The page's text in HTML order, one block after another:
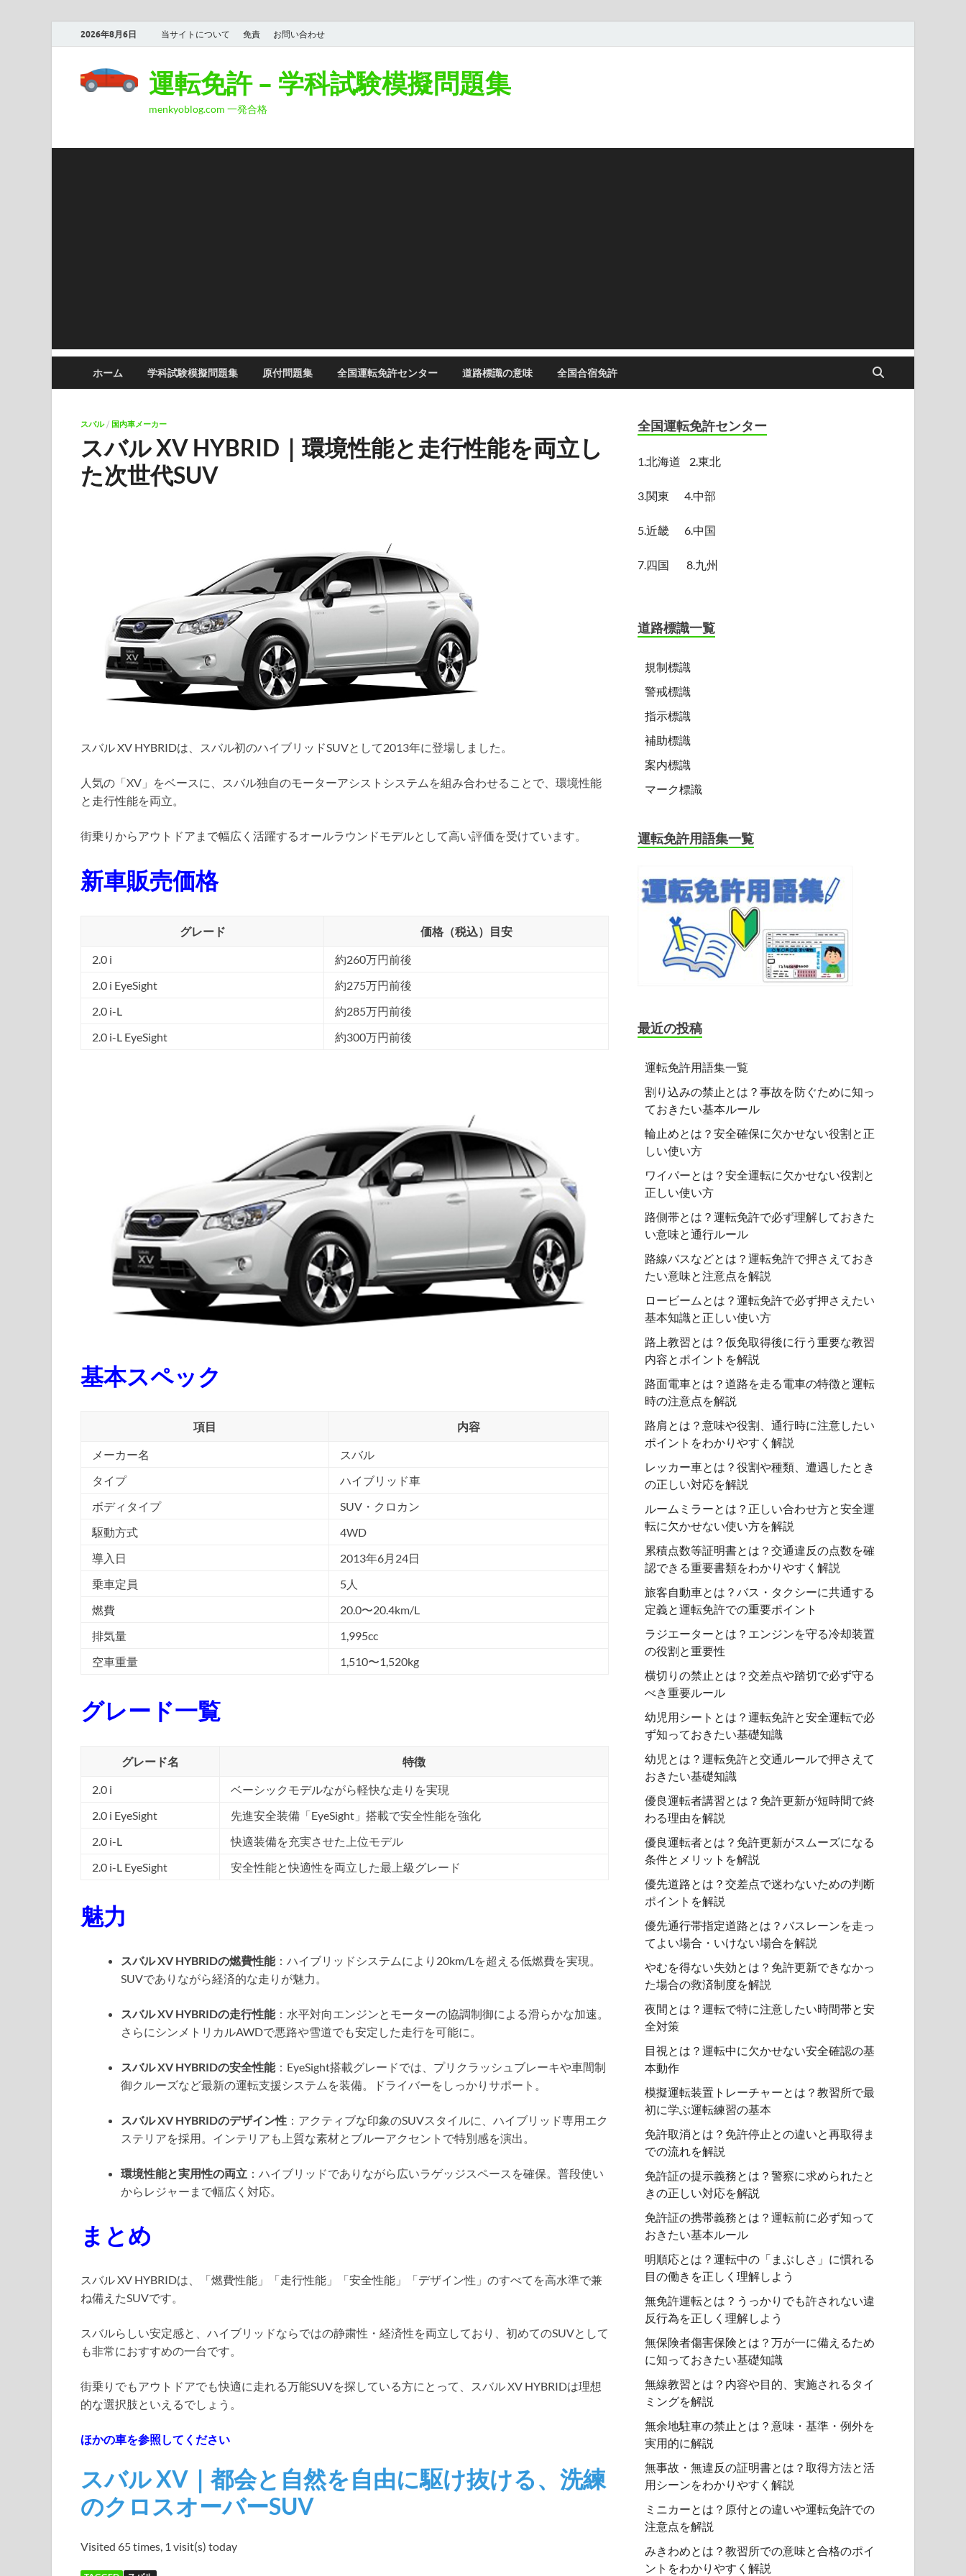
2026年8月6日 当サイトについて 免責 お問い合わせ
運転免許 – 学科試験模擬問題集
menkyoblog.com 一発合格
ホーム 学科試験模擬問題集 原付問題集 全国運転免許センター 道路標識の意味 全国合宿免許
スバル/ 国内車メーカー
スバル XV HYBRID｜環境性能と走行性能を両立し
た次世代SUV
スバル XV HYBRIDは、スバル初のハイブリッドSUVとして2013年に登場しました。
人気の「XV」をベースに、スバル独自のモーターアシストシステムを組み合わせることで、環境性能
と走行性能を両立。
街乗りからアウトドアまで幅広く活躍するオールラウンドモデルとして高い評価を受けています。
新車販売価格
グレード 価格（税込）目安
2.0 i
約260万円前後
2.0 i EyeSight
約275万円前後
2.0 i-L
約285万円前後
2.0 i-L EyeSight
約300万円前後
基本スペック
項目 内容
メーカー名
スバル
タイプ
ハイブリッド車
ボディタイプ
SUV・クロカン
駆動方式
4WD
導入日
2013年6月24日
乗車定員
5人
燃費
20.0〜20.4km/L
排気量
1,995cc
空車重量
1,510〜1,520kg
グレード一覧
グレード名 特徴
2.0 i
ベーシックモデルながら軽快な走りを実現
2.0 i EyeSight
先進安全装備「EyeSight」搭載で安全性能を強化
2.0 i-L
快適装備を充実させた上位モデル
2.0 i-L EyeSight
安全性能と快適性を両立した最上級グレード
魅力
スバル XV HYBRIDの燃費性能：ハイブリッドシステムにより20km/Lを超える低燃費を実現。
SUVでありながら経済的な走りが魅力。
スバル XV HYBRIDの走行性能：水平対向エンジンとモーターの協調制御による滑らかな加速。
さらにシンメトリカルAWDで悪路や雪道でも安定した走行を可能に。
スバル XV HYBRIDの安全性能：EyeSight搭載グレードでは、プリクラッシュブレーキや車間制
御クルーズなど最新の運転支援システムを装備。ドライバーをしっかりサポート。
スバル XV HYBRIDのデザイン性 ：アクティブな印象のSUVスタイルに、ハイブリッド専用エク
ステリアを採用。インテリアも上質な素材とブルーアクセントで特別感を演出。
環境性能と実用性の両立 ：ハイブリッドでありながら広いラゲッジスペースを確保。普段使い
からレジャーまで幅広く対応。
まとめ
スバル XV HYBRIDは、「燃費性能」「走行性能」「安全性能」「デザイン性」のすべてを高水準で兼
ね備えたSUVです。
スバルらしい安定感と、ハイブリッドならではの静粛性・経済性を両立しており、初めてのSUVとして
も非常におすすめの一台です。
街乗りでもアウトドアでも快適に走れる万能SUVを探している方にとって、スバル XV HYBRIDは理想
的な選択肢といえるでしょう。
ほかの車を参照してください
スバル XV｜都会と自然を自由に駆け抜ける、洗練
のクロスオーバーSUV
Visited 65 times, 1 visit(s) today
全国運転免許センター
1.北海道 2.東北
3.関東 4.中部
5.近畿 6.中国
7.四国 8.九州
道路標識一覧
規制標識
警戒標識
指示標識
補助標識
案内標識
マーク標識
運転免許用語集一覧
最近の投稿
運転免許用語集一覧
割り込みの禁止とは？事故を防ぐために知っ
ておきたい基本ルール
輪止めとは？安全確保に欠かせない役割と正
しい使い方
ワイパーとは？安全運転に欠かせない役割と
正しい使い方
路側帯とは？運転免許で必ず理解しておきた
い意味と通行ルール
路線バスなどとは？運転免許で押さえておき
たい意味と注意点を解説
ロービームとは？運転免許で必ず押さえたい
基本知識と正しい使い方
路上教習とは？仮免取得後に行う重要な教習
内容とポイントを解説
路面電車とは？道路を走る電車の特徴と運転
時の注意点を解説
路肩とは？意味や役割、通行時に注意したい
ポイントをわかりやすく解説
レッカー車とは？役割や種類、遭遇したとき
の正しい対応を解説
ルームミラーとは？正しい合わせ方と安全運
転に欠かせない使い方を解説
累積点数等証明書とは？交通違反の点数を確
認できる重要書類をわかりやすく解説
旅客自動車とは？バス・タクシーに共通する
定義と運転免許での重要ポイント
ラジエーターとは？エンジンを守る冷却装置
の役割と重要性
横切りの禁止とは？交差点や踏切で必ず守る
べき重要ルール
幼児用シートとは？運転免許と安全運転で必
ず知っておきたい基礎知識
幼児とは？運転免許と交通ルールで押さえて
おきたい基礎知識
優良運転者講習とは？免許更新が短時間で終
わる理由を解説
優良運転者とは？免許更新がスムーズになる
条件とメリットを解説
優先道路とは？交差点で迷わないための判断
ポイントを解説
優先通行帯指定道路とは？バスレーンを走っ
てよい場合・いけない場合を解説
やむを得ない失効とは？免許更新できなかっ
た場合の救済制度を解説
夜間とは？運転で特に注意したい時間帯と安
全対策
目視とは？運転中に欠かせない安全確認の基
本動作
模擬運転装置トレーチャーとは？教習所で最
初に学ぶ運転練習の基本
免許取消とは？免許停止との違いと再取得ま
での流れを解説
免許証の提示義務とは？警察に求められたと
きの正しい対応を解説
免許証の携帯義務とは？運転前に必ず知って
おきたい基本ルール
明順応とは？運転中の「まぶしさ」に慣れる
目の働きを正しく理解しよう
無免許運転とは？うっかりでも許されない違
反行為を正しく理解しよう
無保険者傷害保険とは？万が一に備えるため
に知っておきたい基礎知識
無線教習とは？内容や目的、実施されるタイ
ミングを解説
無余地駐車の禁止とは？意味・基準・例外を
実用的に解説
無事故・無違反の証明書とは？取得方法と活
用シーンをわかりやすく解説
ミニカーとは？原付との違いや運転免許での
注意点を解説
みきわめとは？教習所での意味と合格のポイ
ントをわかりやすく解説